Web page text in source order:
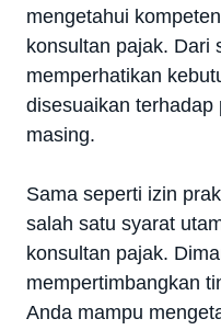
mengetahui
konsultan pajak. Dari
memperhatikan
disesuaikan
masing.
Sama seperti izin
salah satu syarat
konsultan pajak.
mempertimbangkan
Anda mampu